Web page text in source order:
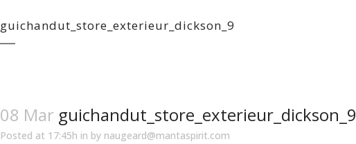
guichandut_store_exterieur_dickson_9
08 Mar guichandut_store_exterieur_dickson_9
Posted at 17:45h in by naugeard@mantaspirit.com